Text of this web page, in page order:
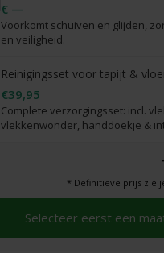
€ —
Voorkomt schuiven en glijden,
en veiligheid.
Reinigingsset voor tapijt &
€39,95
Complete verzorgingsset: incl.
vlekkenwonder, handdoekje &
* Definitieve prijs zie
Selecteer eerst een